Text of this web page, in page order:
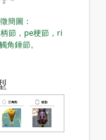
簡圖：
節，pe梗節，ri
角錘節。